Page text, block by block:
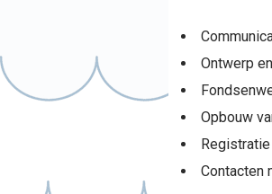
Ontwerp
Opbouw
Contacten